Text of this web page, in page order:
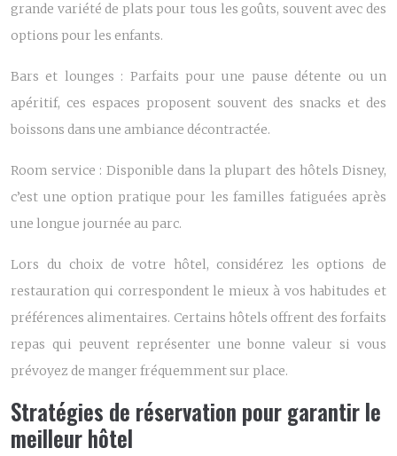
grande variété de plats pour tous les goûts, souvent avec des
options pour les enfants.
Bars et lounges : Parfaits pour une pause détente ou un
apéritif, ces espaces proposent souvent des snacks et des
boissons dans une ambiance décontractée.
Room service : Disponible dans la plupart des hôtels Disney,
c’est une option pratique pour les familles fatiguées après
une longue journée au parc.
Lors du choix de votre hôtel, considérez les options de
restauration qui correspondent le mieux à vos habitudes et
préférences alimentaires. Certains hôtels offrent des forfaits
repas qui peuvent représenter une bonne valeur si vous
prévoyez de manger fréquemment sur place.
Stratégies de réservation pour garantir le
meilleur hôtel